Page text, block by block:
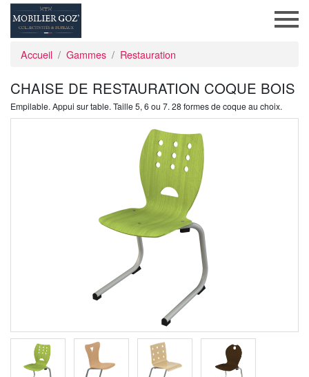
Accueil Gammes Restauration
CHAISE DE RESTAURATION COQUE BOIS
Empilable. Appui sur table. Taille 5, 6 ou 7. 28 formes de coque au choix.